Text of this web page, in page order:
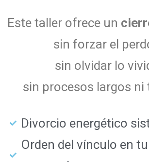
Este taller ofrece un
sin forzar el
sin olvidar lo
sin procesos largos ni
Divorcio energético
Orden del vínculo en